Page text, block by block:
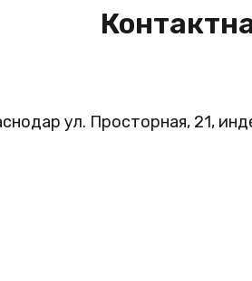
ул. Просторная, 21,